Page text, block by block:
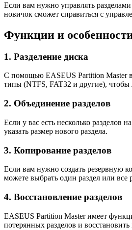
Если вам нужно управлять
новичок сможет справиться с
Функции и
1. Разделение диска
С помощью EASEUS Partition Master
типы (NTFS, FAT32 и другие), чтобы
2. Объединение разделов
Если у вас есть несколько разделов
указать размер нового раздела.
3. Копирование разделов
Если вам нужно создать резервную
можете выбрать один раздел или все
4. Восстановление разделов
EASEUS Partition Master имеет
потерянных разделов и